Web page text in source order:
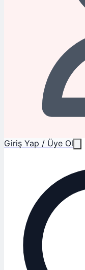
Giriş Yap / Üye Ol